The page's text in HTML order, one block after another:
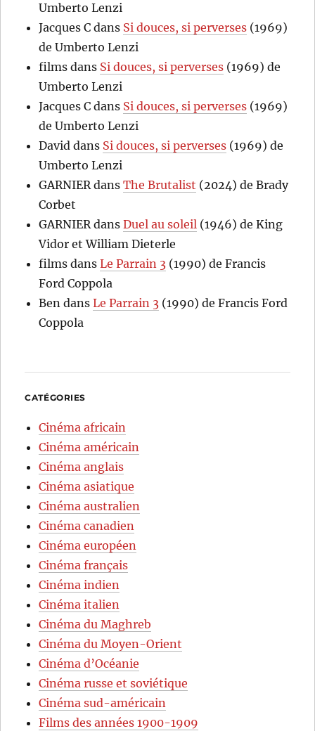
Umberto Lenzi
Jacques C dans Si douces, si perverses (1969)
de Umberto Lenzi
films dans Si douces, si perverses (1969) de
Umberto Lenzi
Jacques C dans Si douces, si perverses (1969)
de Umberto Lenzi
David dans Si douces, si perverses (1969) de
Umberto Lenzi
GARNIERdansThe Brutalist (2024) de Brady
Corbet
GARNIERdansDuel au soleil (1946) de King
Vidor et William Dieterle
films dansLe Parrain 3 (1990) de Francis
Ford Coppola
Ben dansLe Parrain 3 (1990) de Francis Ford
Coppola
CATÉGORIES
Cinéma africain
Cinéma américain
Cinéma anglais
Cinéma asiatique
Cinéma australien
Cinéma canadien
Cinéma européen
Cinéma français
Cinéma indien
Cinéma italien
Cinéma du Maghreb
Cinéma du Moyen-Orient
Cinéma d’Océanie
Cinéma russe et soviétique
Cinéma sud-américain
Films des années 1900-1909